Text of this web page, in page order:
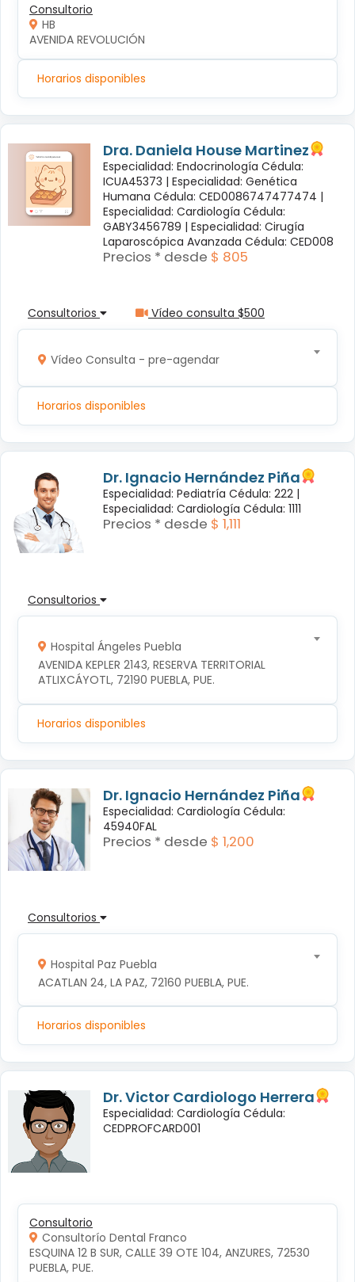
Consultorio
HB
AVENIDA REVOLUCIÓN
Horarios disponibles
Dra. Daniela House Martinez
Especialidad: Endocrinología Cédula:
ICUA45373 | Especialidad: Genética
Humana Cédula: CED0086747477474 |
Especialidad: Cardiología Cédula:
GABY3456789 | Especialidad: Cirugía
Laparoscópica Avanzada Cédula: CED008
Precios * desde $ 805
Consultorios Vídeo consulta $500
Vídeo Consulta - pre-agendar
Horarios disponibles
Dr. Ignacio Hernández Piña
Especialidad: Pediatría Cédula: 222 |
Especialidad: Cardiología Cédula: 1111
Precios * desde $ 1,111
Consultorios
Hospital Ángeles Puebla
AVENIDA KEPLER 2143, RESERVA TERRITORIAL
ATLIXCÁYOTL, 72190 PUEBLA, PUE.
Horarios disponibles
Dr. Ignacio Hernández Piña
Especialidad: Cardiología Cédula:
45940FAL
Precios * desde $ 1,200
Consultorios
Hospital Paz Puebla
ACATLAN 24, LA PAZ, 72160 PUEBLA, PUE.
Horarios disponibles
Dr. Victor Cardiologo Herrera
Especialidad: Cardiología Cédula:
CEDPROFCARD001
Consultorio
Consultorío Dental Franco
ESQUINA 12 B SUR, CALLE 39 OTE 104, ANZURES, 72530
PUEBLA, PUE.